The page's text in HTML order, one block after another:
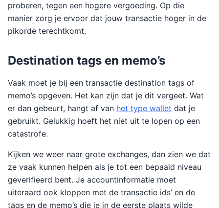
proberen, tegen een hogere vergoeding. Op die
manier zorg je ervoor dat jouw transactie hoger in de
pikorde terechtkomt.
Destination tags en memo’s
Vaak moet je bij een transactie destination tags of
memo’s opgeven. Het kan zijn dat je dit vergeet. Wat
er dan gebeurt, hangt af van het type wallet dat je
gebruikt. Gelukkig hoeft het niet uit te lopen op een
catastrofe.
Kijken we weer naar grote exchanges, dan zien we dat
ze vaak kunnen helpen als je tot een bepaald niveau
geverifieerd bent. Je accountinformatie moet
uiteraard ook kloppen met de transactie ids’ en de
tags en de memo’s die je in de eerste plaats wilde